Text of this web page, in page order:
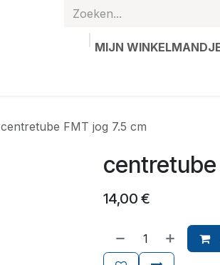
MIJN
centretube FMT jog 7.5 cm
centretube
14,00 €